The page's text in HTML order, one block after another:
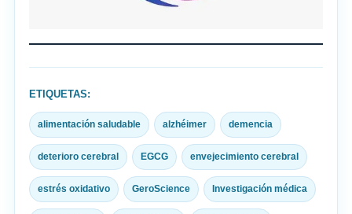
ETIQUETAS:
alimentación saludable alzhéimer demencia
deterioro cerebral EGCG envejecimiento cerebral
estrés oxidativo GeroScience Investigación médica